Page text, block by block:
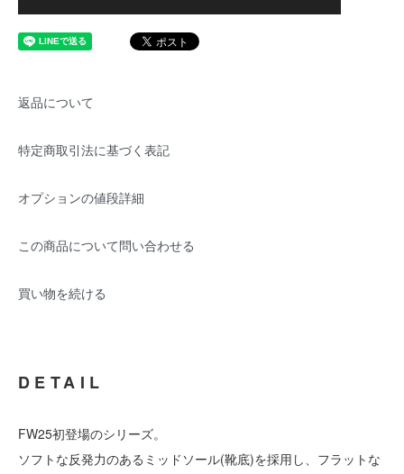
返品について
特定商取引法に基づく表記
オプションの値段詳細
この商品について問い合わせる
買い物を続ける
DETAIL
FW25初登場のシリーズ。
ソフトな反発力のあるミッドソール(靴底)を採用し、フラットな